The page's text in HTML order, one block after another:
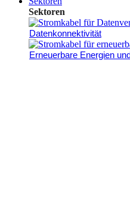
Sektoren
Datenkonnektivität
Erneuerbare Energien